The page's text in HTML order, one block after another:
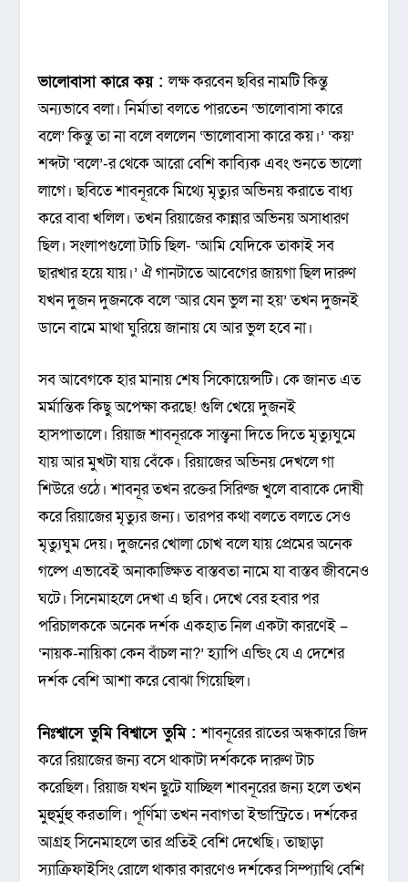
ভালোবাসা কারে কয় :লক্ষ করবেন ছবির নামটি কিন্তু
অন্যভাবে বলা। নির্মাতা বলতে পারতেন ‘ভালোবাসা কারে
বলে’ কিন্তু তা না বলে বললেন ‘ভালোবাসা কারে কয়।’ ‘কয়’
শব্দটা ‘বলে’-র থেকে আরো বেশি কাব্যিক এবং শুনতে ভালো
লাগে। ছবিতে শাবনূরকে মিথ্যে মৃত্যুর অভিনয় করাতে বাধ্য
করে বাবা খলিল। তখন রিয়াজের কান্নার অভিনয় অসাধারণ
ছিল। সংলাপগুলো টাচি ছিল- ‘আমি যেদিকে তাকাই সব
ছারখার হয়ে যায়।’ ঐ গানটাতে আবেগের জায়গা ছিল দারুণ
যখন দুজন দুজনকে বলে ‘আর যেন ভুল না হয়’ তখন দুজনই
ডানে বামে মাথা ঘুরিয়ে জানায় যে আর ভুল হবে না।
সব আবেগকে হার মানায় শেষ সিকোয়েন্সটি। কে জানত এত
মর্মান্তিক কিছু অপেক্ষা করছে! গুলি খেয়ে দুজনই
হাসপাতালে। রিয়াজ শাবনূরকে সান্ত্বনা দিতে দিতে মৃত্যুঘুমে
যায় আর মুখটা যায় বেঁকে। রিয়াজের অভিনয় দেখলে গা
শিউরে ওঠে। শাবনূর তখন রক্তের সিরিণ্জ খুলে বাবাকে দোষী
করে রিয়াজের মৃত্যুর জন্য। তারপর কথা বলতে বলতে সেও
মৃত্যুঘুম দেয়। দুজনের খোলা চোখ বলে যায় প্রেমের অনেক
গল্পে এভাবেই অনাকাঙ্ক্ষিত বাস্তবতা নামে যা বাস্তব জীবনেও
ঘটে। সিনেমাহলে দেখা এ ছবি। দেখে বের হবার পর
পরিচালককে অনেক দর্শক একহাত নিল একটা কারণেই –
‘নায়ক-নায়িকা কেন বাঁচল না?’ হ্যাপি এন্ডিং যে এ দেশের
দর্শক বেশি আশা করে বোঝা গিয়েছিল।
নিঃশ্বাসে তুমি বিশ্বাসে তুমি :শাবনূরের রাতের অন্ধকারে জিদ
করে রিয়াজের জন্য বসে থাকাটা দর্শককে দারুণ টাচ
করেছিল। রিয়াজ যখন ছুটে যাচ্ছিল শাবনূরের জন্য হলে তখন
মুহুর্মুহু করতালি। পূর্ণিমা তখন নবাগতা ইন্ডাস্ট্রিতে। দর্শকের
আগ্রহ সিনেমাহলে তার প্রতিই বেশি দেখেছি। তাছাড়া
স্যাক্রিফাইসিং রোলে থাকার কারণেও দর্শকের সিম্প্যাথি বেশি